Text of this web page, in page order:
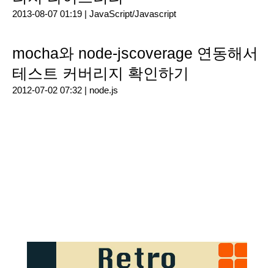
2013-08-07 01:19 | JavaScript/Javascript
mocha와 node-jscoverage 연동해서
테스트 커버리지 확인하기
2012-07-02 07:32 | node.js